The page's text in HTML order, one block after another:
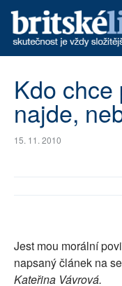
ARCHIV
TÉMATA
Kdo chce
najde,
15. 11. 2010
Jest mou morální
napsaný článek na
Kateřina Vávrová.